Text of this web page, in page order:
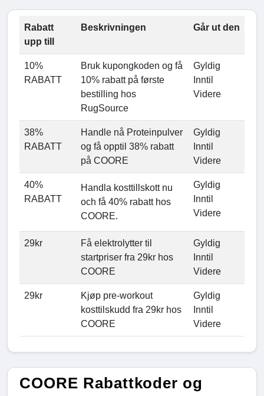
Rabatt
upp till
Beskrivningen Går ut den
10%
RABATT
Bruk kupongkoden og få
10% rabatt på første
bestilling hos
RugSource
Gyldig
Inntil
Videre
38%
RABATT
Handle nå Proteinpulver
og få opptil 38% rabatt
på COORE
Gyldig
Inntil
Videre
40%
RABATT
Handla kosttillskott nu
och få 40% rabatt hos
COORE.
Gyldig
Inntil
Videre
29kr
Få elektrolytter til
startpriser fra 29kr hos
COORE
Gyldig
Inntil
Videre
29kr
Kjøp pre-workout
kosttilskudd fra 29kr hos
COORE
Gyldig
Inntil
Videre
COORE Rabattkoder og